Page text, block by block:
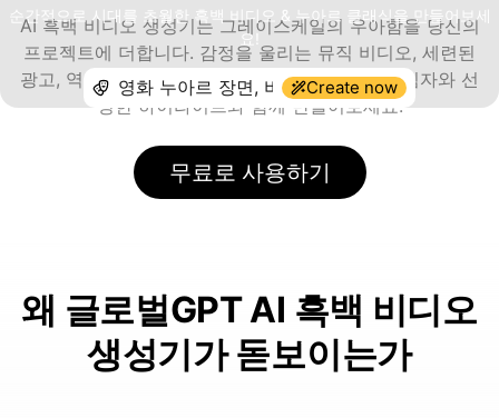
순간적으로 시대를 초월한 흑백 비디오 & 누아르 클래식을 만들어보세
요!
Create now
AI 흑백 비디오 생성기는 그레이스케일의 우아함을 당신의
프로젝트에 더합니다. 감정을 울리는 뮤직 비디오, 세련된
광고, 역사 재현 또는 예술적 단편영화를 깊은 그림자와 선
명한 하이라이트와 함께 만들어보세요.
무료로 사용하기
왜 글로벌GPT AI 흑백 비디오
생성기가 돋보이는가